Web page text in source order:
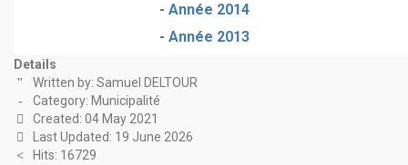
- Année 2014
- Année 2013
Details
Written by: Samuel DELTOUR
Category: Municipalité
Created: 04 May 2021
Last Updated: 19 June 2026
Hits: 16729